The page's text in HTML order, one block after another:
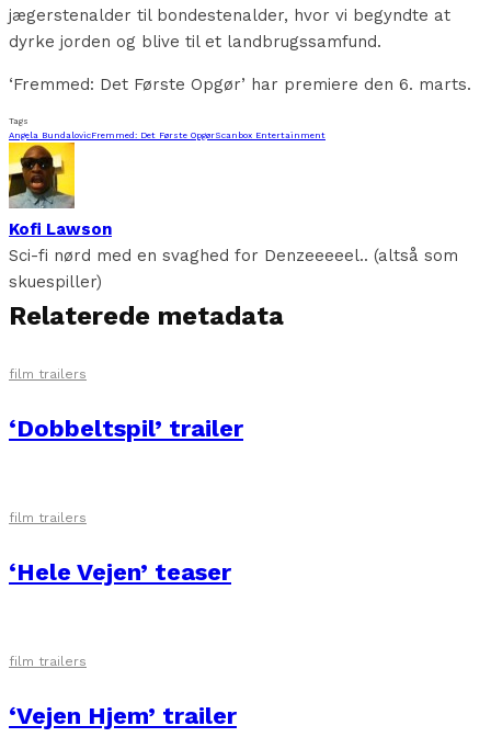
jægerstenalder til bondestenalder, hvor vi begyndte at
dyrke jorden og blive til et landbrugssamfund.
‘Fremmed: Det Første Opgør’ har premiere den 6. marts.
Tags
Angela BundalovicFremmed: Det Første OpgørScanbox Entertainment
Kofi Lawson
Sci-fi nørd med en svaghed for Denzeeeeel.. (altså som
skuespiller)
Relaterede metadata
film trailers
‘Dobbeltspil’ trailer
film trailers
‘Hele Vejen’ teaser
film trailers
‘Vejen Hjem’ trailer